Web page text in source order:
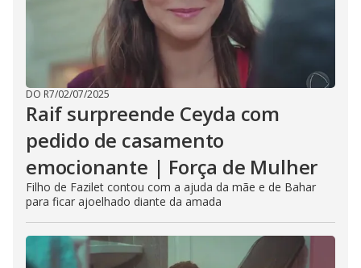
DO R7/02/07/2025
Raif surpreende Ceyda com
pedido de casamento
emocionante | Força de Mulher
Filho de Fazilet contou com a ajuda da mãe e de Bahar
para ficar ajoelhado diante da amada